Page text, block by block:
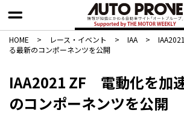
HOME > レース・イベント > IAA >
る最新のコンポーネンツを公開
IAA2021 ZF 電動化を加
のコンポーネンツを公開